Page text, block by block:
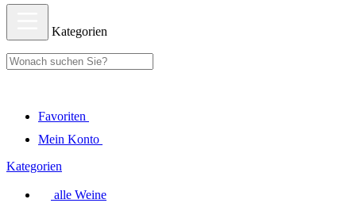
Kategorien
Favoriten
Mein Konto
Kategorien
alle Weine